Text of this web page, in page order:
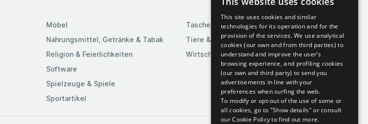
Möbel
Nahrungsmittel, Getränke & Tabak
Religion & Feierlichkeiten
Software
Spielzeuge & Spiele
Sportartikel
Taschen & Gepäck
Tiere & Tierbedarf
Wirtschaft & Industrie
This site uses cookies and similar
technologies for its operation and for the
provision of the services. We use analytical
cookies (our own and from third parties) to
understand and improve the user’s
browsing experience, and profiling cookies
(our own and third party) to send you
advertisements in line with your
preferences when surfing the web.
To modify or opt-out of the use of some or
all cookies, go to "Show details" or consult
our Cookie Policy to find out more.